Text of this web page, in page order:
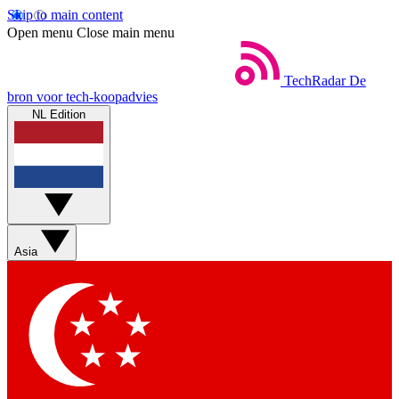
Skip to main content
Open menu Close main menu
TechRadar De
bron voor tech-koopadvies
NL Edition
Asia